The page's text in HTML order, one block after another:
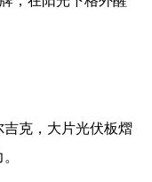
克，大片光伏板熠